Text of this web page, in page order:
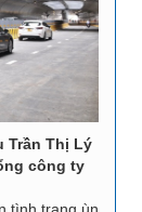
Trần Thị Lý
công ty
tình trạng ùn